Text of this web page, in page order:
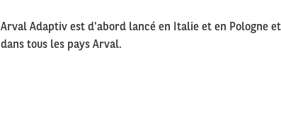
Arval Adaptiv est d'abord lancé en Italie et en Pologne
dans tous les pays Arval.